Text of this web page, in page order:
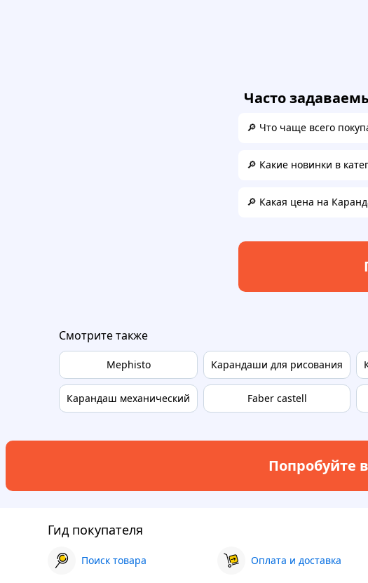
Часто
🔎 Что чаще всего
🔎 Какие новинки в
🔎 Какая цена на
Смотрите также
Mephisto
Карандаш механический
Карандаши для рисования
Faber castell
Попробуйте
Гид покупателя
Поиск товара Оплата и доставка